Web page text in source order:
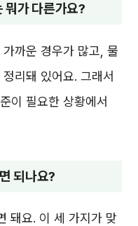
뭐가 다른가요?
까운 경우가 많고, 물
리돼 있어요. 그래서
이 필요한 상황에서
되나요?
돼요. 이 세 가지가 맞